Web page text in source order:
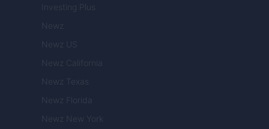
Investing Plus
Newz
Newz US
Newz California
Newz Texas
Newz Florida
Newz New York